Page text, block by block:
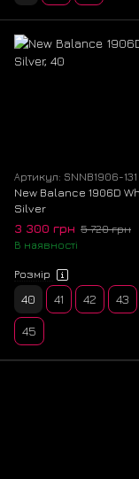
Артикул: SNNB1906-131
New Balance 1906D
Silver
3 300 грн 5 720 грн
В наявності
Розмір
40 41 42 43
45